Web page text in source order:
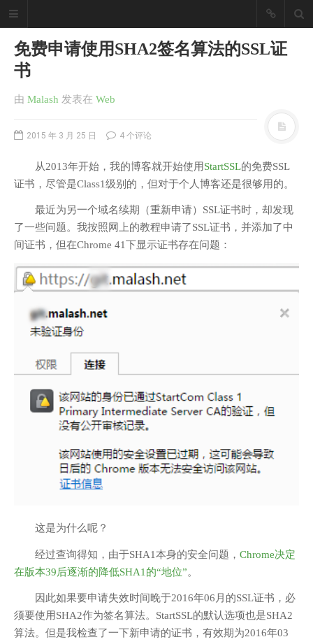
免费申请使用SHA2签名算法的SSL证
书
由 Malash 发表在 Web
2015 年 3 月 25 日 4 个评论
从2013年开始，我的博客就开始使用StartSSL的免费SSL
证书，尽管是Class1级别的，但对于个人博客还是很够用的。
最近为另一个域名续期（重新申请）SSL证书时，却发现
了一些问题。我按照网上的教程申请了SSL证书，并添加了中
间证书，但在Chrome 41下显示证书存在问题：
这是为什么呢？
经过查询得知，由于SHA1本身的安全问题， Chrome决定
在版本39后逐渐的降低SHA1的“地位”。
因此如果要申请失效时间晚于2016年06月的SSL证书，必
须要使用SHA2作为签名算法。StartSSL的默认选项也是SHA2
算法。但是我检查了一下新申请的证书，有效期为2016年03